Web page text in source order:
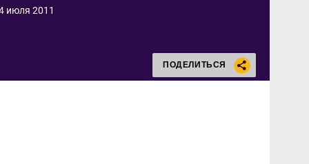
июля 2011
ПОДЕЛИТЬСЯ